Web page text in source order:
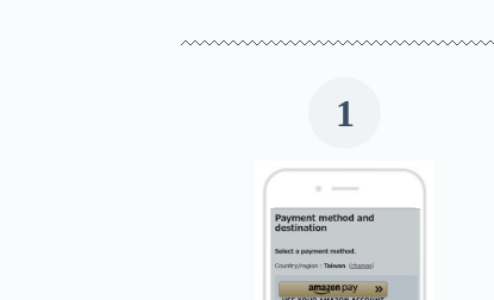
1